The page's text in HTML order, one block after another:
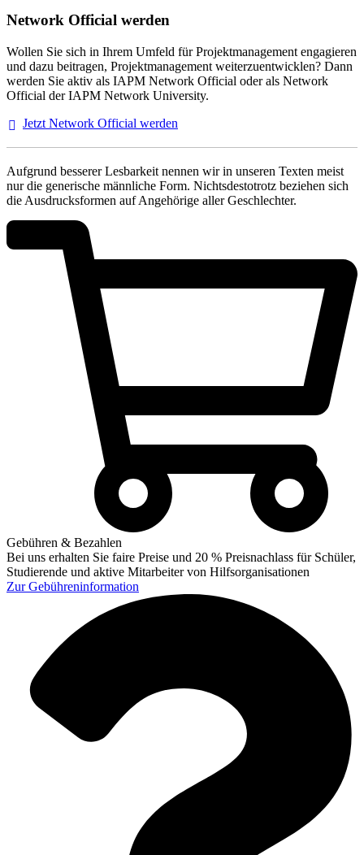
Network Official werden
Wollen Sie sich in Ihrem Umfeld für Projektmanagement engagieren
und dazu beitragen, Projektmanagement weiterzuentwicklen? Dann
werden Sie aktiv als IAPM Network Official oder als Network
Official der IAPM Network University.
Jetzt Network Official werden
Aufgrund besserer Lesbarkeit nennen wir in unseren Texten meist
nur die generische männliche Form. Nichtsdestotrotz beziehen sich
die Ausdrucksformen auf Angehörige aller Geschlechter.
Gebühren & Bezahlen
Bei uns erhalten Sie faire Preise und 20 % Preisnachlass für Schüler,
Studierende und aktive Mitarbeiter von Hilfsorganisationen
ZurGebühreninformation